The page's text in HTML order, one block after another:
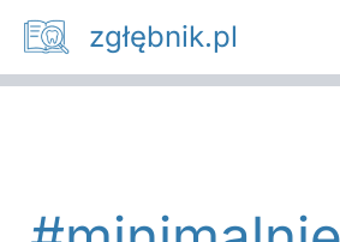
Przejdź
treści
zgłębnik.pl